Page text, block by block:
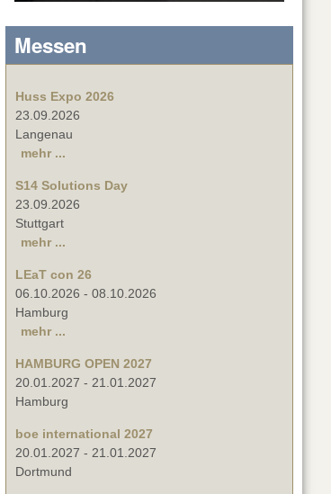
Messen
Huss Expo 2026
23.09.2026
Langenau
mehr ...
S14 Solutions Day
23.09.2026
Stuttgart
mehr ...
LEaT con 26
06.10.2026 - 08.10.2026
Hamburg
mehr ...
HAMBURG OPEN 2027
20.01.2027 - 21.01.2027
Hamburg
boe international 2027
20.01.2027 - 21.01.2027
Dortmund